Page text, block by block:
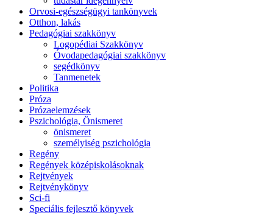
Orvosi-egészségügyi tankönyvek
Otthon, lakás
Pedagógiai szakkönyv
Logopédiai Szakkönyv
Óvodapedagógiai szakkönyv
segédkönyv
Tanmenetek
Politika
Próza
Prózaelemzések
Pszichológia, Önismeret
önismeret
személyiség pszichológia
Regény
Regények középiskolásoknak
Rejtvények
Rejtvénykönyv
Sci-fi
Speciális fejlesztő könyvek